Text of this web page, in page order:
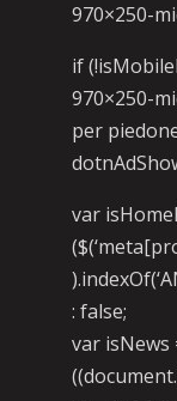
970×250-
if
970×250-
per
var
: false;
var isNews